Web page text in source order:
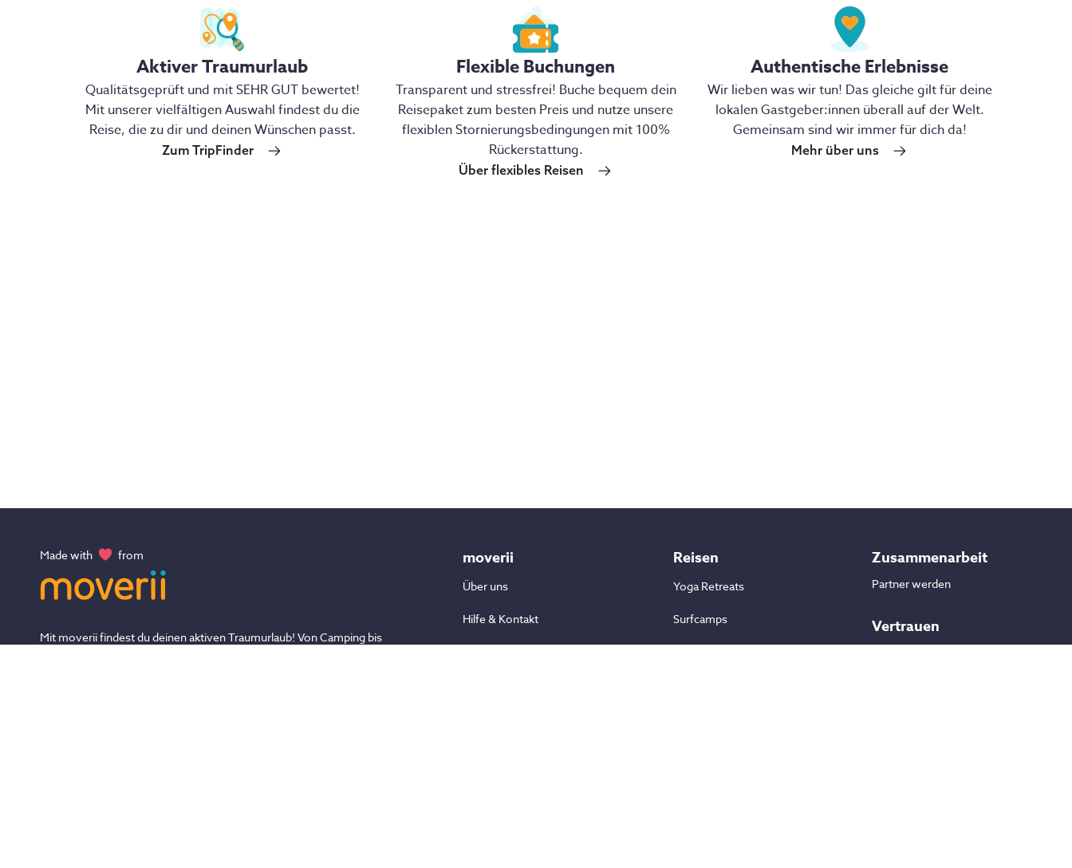
Aktiver Traumurlaub
Qualitätsgeprüft und mit SEHR GUT bewertet!
Mit unserer vielfältigen Auswahl findest du die
Reise, die zu dir und deinen Wünschen passt.
Zum TripFinder
Flexible Buchungen
Transparent und stressfrei! Buche bequem dein
Reisepaket zum besten Preis und nutze unsere
flexiblen Stornierungsbedingungen mit 100%
Rückerstattung.
Über flexibles Reisen
Authentische Erlebnisse
Wir lieben was wir tun! Das gleiche gilt für deine
lokalen Gastgeber:innen überall auf der Welt.
Gemeinsam sind wir immer für dich da!
Mehr über uns
Made with from
Mit moverii findest du deinen aktiven Traumurlaub! Von Camping bis
moverii
Über uns
Hilfe & Kontakt
Reisen
Yoga Retreats
Surfcamps
Zusammenarbeit
Partner werden
Vertrauen